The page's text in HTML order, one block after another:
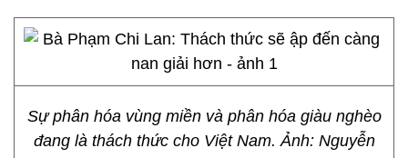
Sự phân hóa vùng miền và phân hóa giàu nghèo
đang là thách thức cho Việt Nam. Ảnh: Nguyễn